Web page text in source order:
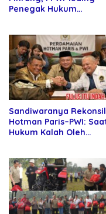
Penegak Hukum
Sandiwaranya
Hotman Paris–PWI:
Hukum Kalah Oleh